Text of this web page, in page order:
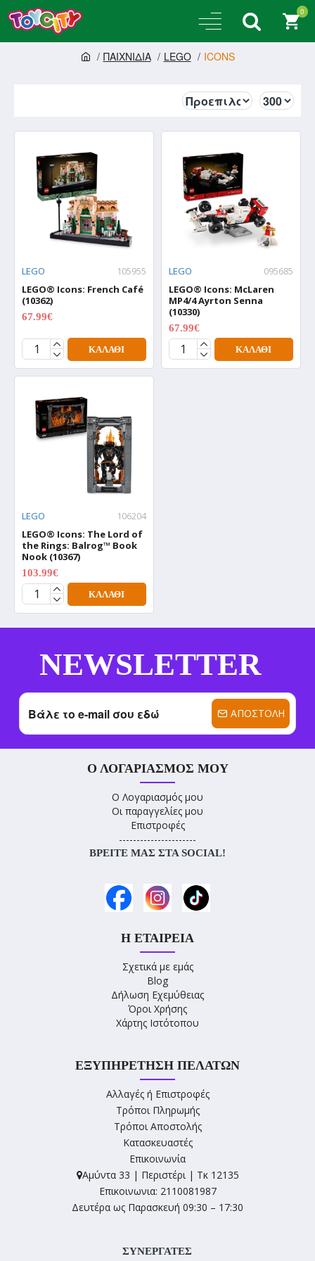
0
ΠΑΙΧΝΙΔΙΑ LEGO ICONS
LEGO
105955
LEGO® Icons: French Café
(10362)
67.99€
ΚΑΛΆΘΙ
LEGO
095685
LEGO® Icons: McLaren
MP4/4 Ayrton Senna
(10330)
67.99€
ΚΑΛΆΘΙ
LEGO
106204
LEGO® Icons: The Lord of
the Rings: Balrog™ Book
Nook (10367)
103.99€
ΚΑΛΆΘΙ
NEWSLETTER
ΑΠΟΣΤΟΛΉ
Ο ΛΟΓΑΡΙΑΣΜΌΣ ΜΟΥ
Ο Λογαριασμός μου
Οι παραγγελίες μου
Επιστροφές
----------------------
ΒΡΕΊΤΕ ΜΑΣ ΣΤΑ SOCIAL!
Η ΕΤΑΙΡΕΊΑ
Σχετικά με εμάς
Blog
Δήλωση Εχεμύθειας
Όροι Χρήσης
Χάρτης Ιστότοπου
ΕΞΥΠΗΡΈΤΗΣΗ ΠΕΛΑΤΏΝ
Αλλαγές ή Επιστροφές
Τρόποι Πληρωμής
Τρόποι Αποστολής
Κατασκευαστές
Επικοινωνία
Αμύντα 33 | Περιστέρι | Τκ 12135
Επικοινωνια: 2110081987
Δευτέρα ως Παρασκευή 09:30 – 17:30
ΣΥΝΕΡΓΑΤΕΣ